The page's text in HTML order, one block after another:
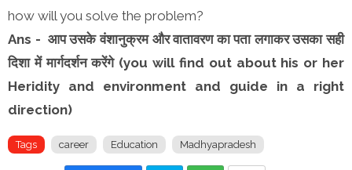
how will you solve the problem?
Ans - आप उसके वंशानुक्रम और वातावरण का पता लगाकर उसका सही
दिशा में मार्गदर्शन करेंगे (you will find out about his or her
Heridity and environment and guide in a right
direction)
Tags career Education Madhyapradesh